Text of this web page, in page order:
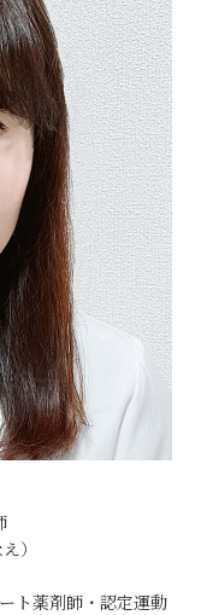
）
ト薬剤師・認定運動